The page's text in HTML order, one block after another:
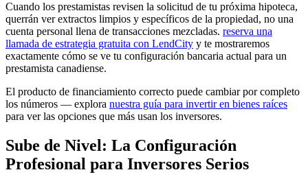
Cuando los prestamistas revisen la solicitud de tu próxima hipoteca,
querrán ver extractos limpios y específicos de la propiedad, no una
cuenta personal llena de transacciones mezcladas. reserva una
llamada de estrategia gratuita con LendCity y te mostraremos
exactamente cómo se ve tu configuración bancaria actual para un
prestamista canadiense.
El producto de financiamiento correcto puede cambiar por completo
los números — explora nuestra guía para invertir en bienes raíces
para ver las opciones que más usan los inversores.
Sube de Nivel: La Configuración
Profesional para Inversores Serios